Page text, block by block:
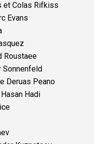
et Colas Rifkiss
Evans
Roustaee
Sonnenfeld
Deruas Peano
Hadi